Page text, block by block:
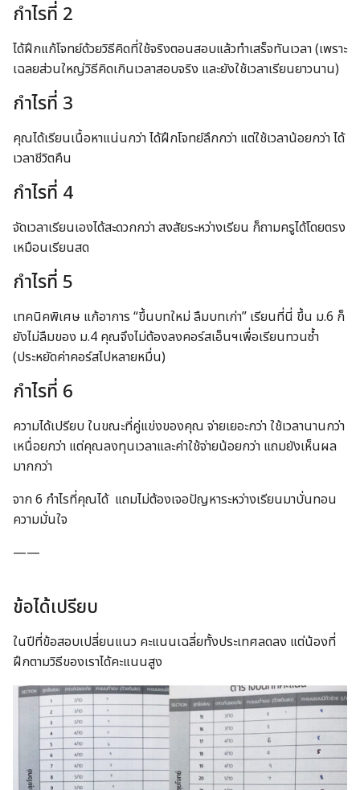
กำไรที่ 2
ได้ฝึกแก้โจทย์ด้วยวิธีคิดที่ใช้จริงตอนสอบแล้วทำเสร็จทันเวลา (เพราะ
เฉลยส่วนใหญ่วิธีคิดเกินเวลาสอบจริง และยังใช้เวลาเรียนยาวนาน)
กำไรที่ 3
คุณได้เรียนเนื้อหาแน่นกว่า ได้ฝึกโจทย์ลึกกว่า แต่ใช้เวลาน้อยกว่า ได้
เวลาชีวิตคืน
กำไรที่ 4
จัดเวลาเรียนเองได้สะดวกกว่า สงสัยระหว่างเรียน ก็ถามครูได้โดยตรง
เหมือนเรียนสด
กำไรที่ 5
เทคนิคพิเศษ แก้อาการ “ขึ้นบทใหม่ ลืมบทเก่า” เรียนที่นี่ ขึ้น ม.6 ก็
ยังไม่ลืมของ ม.4 คุณจึงไม่ต้องลงคอร์สเอ็นฯเพื่อเรียนทวนซ้ำ
(ประหยัดค่าคอร์สไปหลายหมื่น)
กำไรที่ 6
ความได้เปรียบ ในขณะที่คู่แข่งของคุณ จ่ายเยอะกว่า ใช้เวลานานกว่า
เหนื่อยกว่า แต่คุณลงทุนเวลาและค่าใช้จ่ายน้อยกว่า แถมยังเห็นผล
มากกว่า
จาก 6 กำไรที่คุณได้ แถมไม่ต้องเจอปัญหาระหว่างเรียนมาบั่นทอน
ความมั่นใจ
——
ข้อได้เปรียบ
ในปีที่ข้อสอบเปลี่ยนแนว คะแนนเฉลี่ยทั้งประเทศลดลง แต่น้องที่
ฝึกตามวิธีของเราได้คะแนนสูง